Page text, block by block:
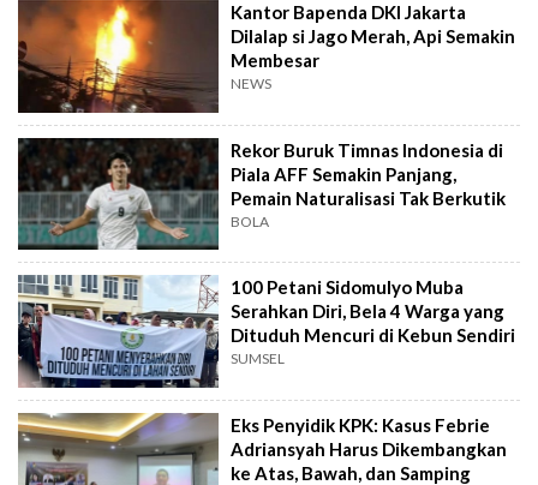
Kantor Bapenda DKI Jakarta
Dilalap si Jago Merah, Api Semakin
Membesar
NEWS
Rekor Buruk Timnas Indonesia di
Piala AFF Semakin Panjang,
Pemain Naturalisasi Tak Berkutik
BOLA
100 Petani Sidomulyo Muba
Serahkan Diri, Bela 4 Warga yang
Dituduh Mencuri di Kebun Sendiri
SUMSEL
Eks Penyidik KPK: Kasus Febrie
Adriansyah Harus Dikembangkan
ke Atas, Bawah, dan Samping